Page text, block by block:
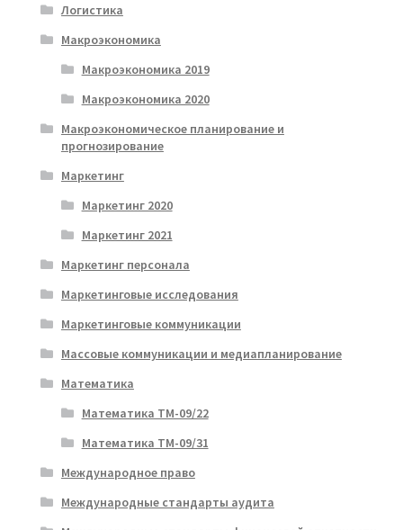
Логистика
Макроэкономика
Макроэкономика 2019
Макроэкономика 2020
Макроэкономическое планирование и
прогнозирование
Маркетинг
Маркетинг 2020
Маркетинг 2021
Маркетинг персонала
Маркетинговые исследования
Маркетинговые коммуникации
Массовые коммуникации и медиапланирование
Математика
Математика ТМ-09/22
Математика ТМ-09/31
Международное право
Международные стандарты аудита